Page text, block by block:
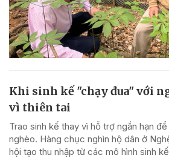
Khi sinh kế "chạy đua" với
vì thiên tai
Trao sinh kế thay vì hỗ trợ ngắn hạn
nghèo. Hàng chục nghìn hộ dân ở
hội tạo thu nhập từ các mô hình sinh